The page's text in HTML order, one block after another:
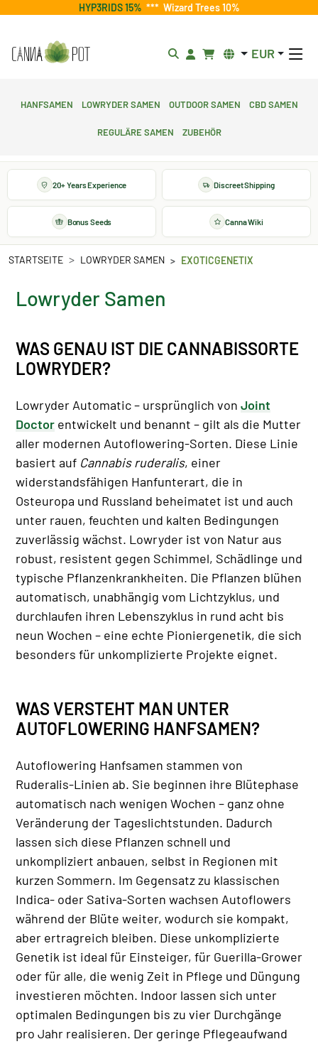
HYP3RIDS 15% *** Wizard Trees 10%
EUR
Hanfsamen Lowryder Samen Outdoor Samen CBD Samen
Reguläre Samen Zubehör
20+ Years Experience Discreet Shipping
Bonus Seeds Canna Wiki
STARTSEITE LOWRYDER SAMEN EXOTICGENETIX
Lowryder Samen
WAS GENAU IST DIE CANNABISSORTE
LOWRYDER?
Lowryder Automatic – ursprünglich von Joint
Doctor entwickelt und benannt – gilt als die Mutter
aller modernen Autoflowering-Sorten. Diese Linie
basiert auf Cannabis ruderalis, einer
widerstandsfähigen Hanfunterart, die in
Osteuropa und Russland beheimatet ist und auch
unter rauen, feuchten und kalten Bedingungen
zuverlässig wächst. Lowryder ist von Natur aus
robust, resistent gegen Schimmel, Schädlinge und
typische Pflanzenkrankheiten. Die Pflanzen blühen
automatisch, unabhängig vom Lichtzyklus, und
durchlaufen ihren Lebenszyklus in rund acht bis
neun Wochen – eine echte Pioniergenetik, die sich
besonders für unkomplizierte Projekte eignet.
WAS VERSTEHT MAN UNTER
AUTOFLOWERING HANFSAMEN?
Autoflowering Hanfsamen stammen von
Ruderalis-Linien ab. Sie beginnen ihre Blütephase
automatisch nach wenigen Wochen – ganz ohne
Veränderung der Tageslichtstunden. Dadurch
lassen sich diese Pflanzen schnell und
unkompliziert anbauen, selbst in Regionen mit
kurzen Sommern. Im Gegensatz zu klassischen
Indica- oder Sativa-Sorten wachsen Autoflowers
während der Blüte weiter, wodurch sie kompakt,
aber ertragreich bleiben. Diese unkomplizierte
Genetik ist ideal für Einsteiger, für Guerilla-Grower
oder für alle, die wenig Zeit in Pflege und Düngung
investieren möchten. Indoor lassen sich unter
optimalen Bedingungen bis zu vier Durchgänge
pro Jahr realisieren. Der geringe Pflegeaufwand